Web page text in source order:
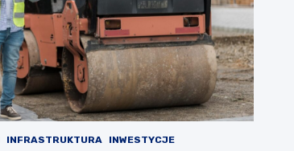
INFRASTRUKTURA INWESTYCJE